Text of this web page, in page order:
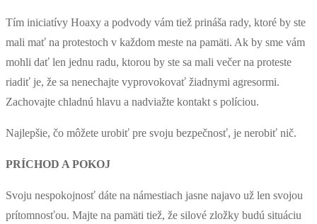
Tím iniciatívy Hoaxy a podvody vám tiež prináša rady, ktoré by ste
mali mať na protestoch v každom meste na pamäti. Ak by sme vám
mohli dať len jednu radu, ktorou by ste sa mali večer na proteste
riadiť je, že sa nenechajte vyprovokovať žiadnymi agresormi.
Zachovajte chladnú hlavu a nadviažte kontakt s políciou.
Najlepšie, čo môžete urobiť pre svoju bezpečnosť, je nerobiť nič.
PRÍCHOD A POKOJ
Svoju nespokojnosť dáte na námestiach jasne najavo už len svojou
prítomnosťou. Majte na pamäti tiež, že silové zložky budú situáciu